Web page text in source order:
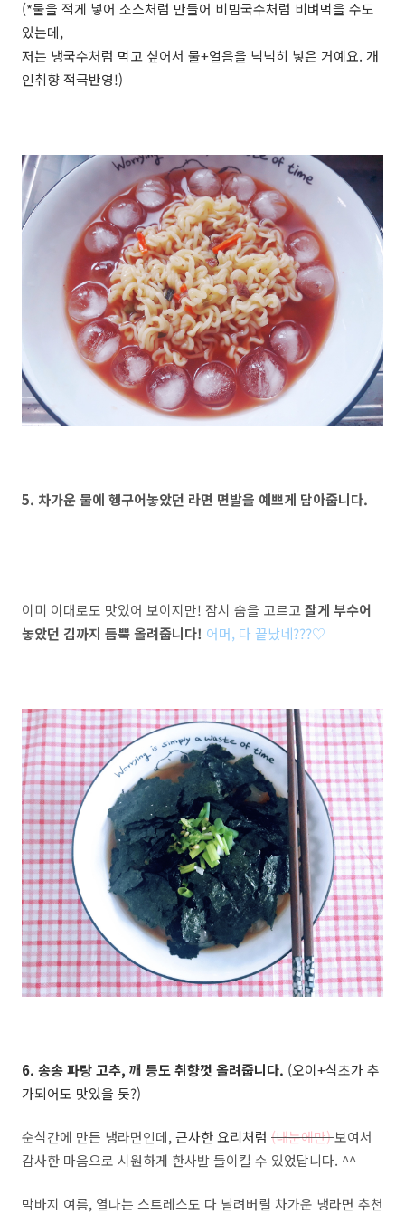
(*물을 적게 넣어 소스처럼 만들어 비빔국수처럼 비벼먹을 수도
있는데,
저는 냉국수처럼 먹고 싶어서 물+얼음을 넉넉히 넣은 거예요. 개
인취향 적극반영!)
5. 차가운 물에 헹구어놓았던 라면 면발을 예쁘게 담아줍니다.
이미 이대로도 맛있어 보이지만! 잠시 숨을 고르고잘게 부수어
놓았던 김까지 듬뿍 올려줍니다! 어머, 다 끝났네???♡
6. 송송 파랑 고추, 깨 등도 취향껏 올려줍니다. (오이+식초가 추
가되어도 맛있을 듯?)
순식간에 만든 냉라면인데,근사한 요리처럼 (내눈에만)보여서
감사한 마음으로 시원하게 한사발 들이킬 수 있었답니다. ^^
막바지 여름, 열나는 스트레스도 다 날려버릴 차가운 냉라면 추천